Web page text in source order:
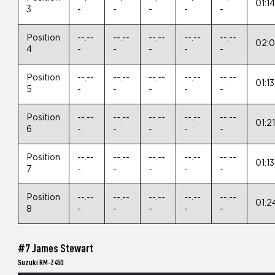
3
-
-
-
-
-
Position
4
--.--
-
--.--
-
--.--
-
--.--
-
--.--
-
Position
5
--.--
-
--.--
-
--.--
-
--.--
-
--.--
-
Position
6
--.--
-
--.--
-
--.--
-
--.--
-
--.--
-
Position
7
--.--
-
--.--
-
--.--
-
--.--
-
--.--
-
Position
8
--.--
-
--.--
-
--.--
-
--.--
-
--.--
-
#7 James Stewart
Suzuki RM-Z450